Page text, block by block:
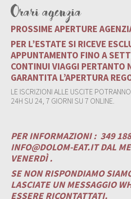
Orari agenzia
PROSSIME APERTURE
PER L’ESTATE SI RICEVE
APPUNTAMENTO FINO A
CONTINUI VIAGGI PERTANTO
GARANTITA L’APERTURA
LE ISCRIZIONI ALLE USCITE
24H SU 24, 7 GIORNI SU 7 ONLINE.
PER INFORMAZIONI : 349
INFO@DOLOM-EAT.ITDAL
VENERDÌ .
SE NON RISPONDIAMO
LASCIATE UN MESSAGGIO
ESSERE RICONTATTATI.